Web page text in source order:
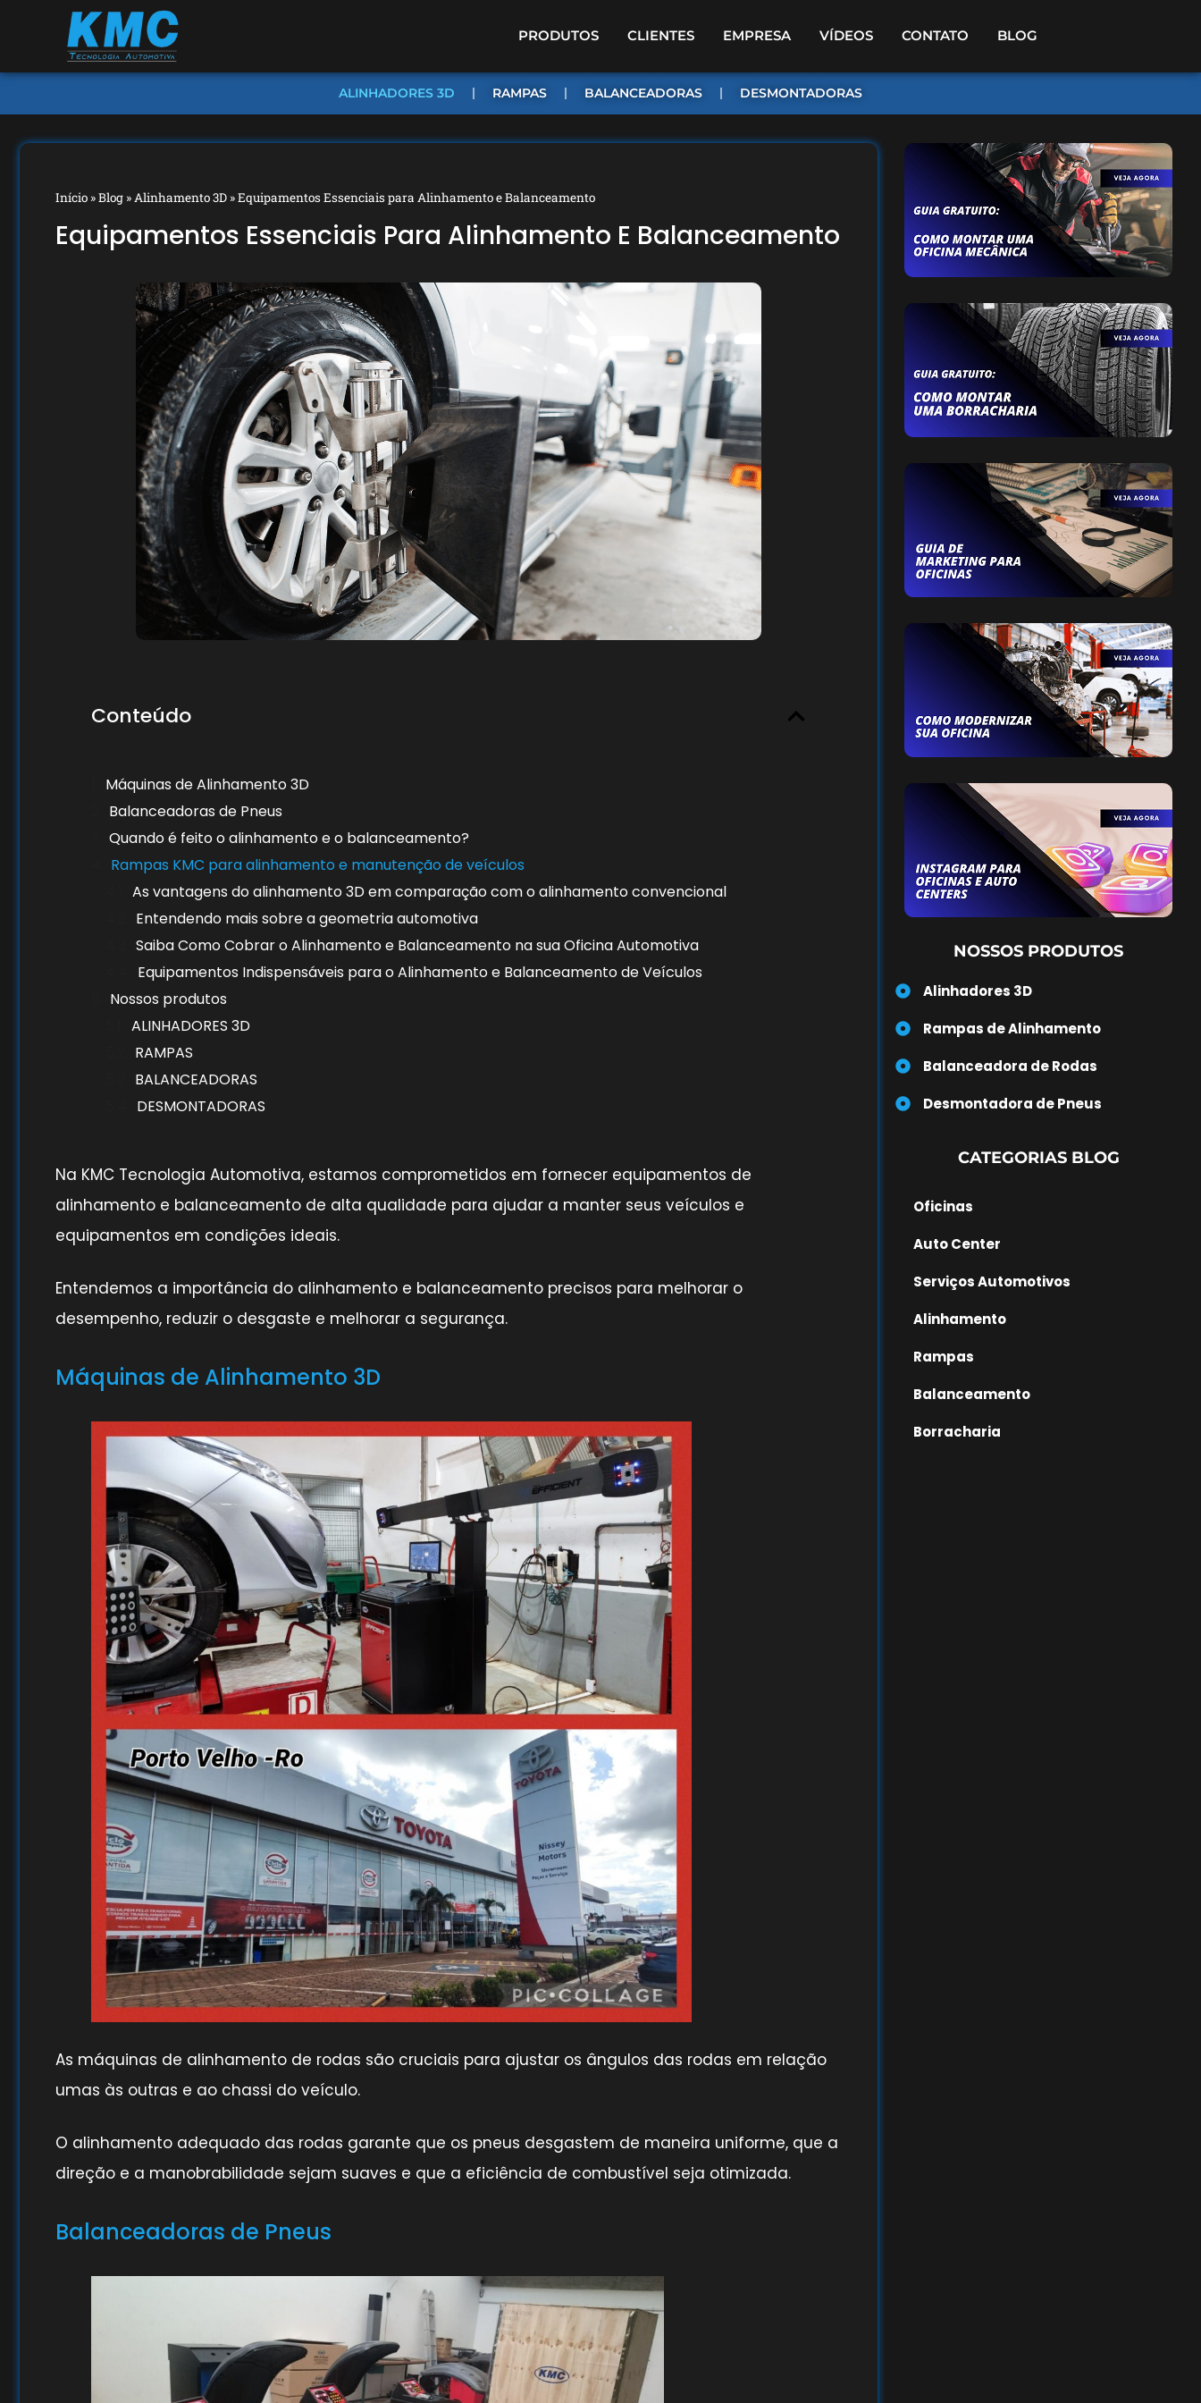
PRODUTOS CLIENTES EMPRESA VÍDEOS CONTATO BLOG
ALINHADORES 3D RAMPAS BALANCEADORAS DESMONTADORAS
Início »Blog »Alinhamento 3D »Equipamentos Essenciais para Alinhamento e Balanceamento
Equipamentos Essenciais Para Alinhamento E Balanceamento
Conteúdo
Máquinas de Alinhamento 3D
Balanceadoras de Pneus
Quando é feito o alinhamento e o balanceamento?
Rampas KMC para alinhamento e manutenção de veículos
As vantagens do alinhamento 3D em comparação com o alinhamento convencional
Entendendo mais sobre a geometria automotiva
Saiba Como Cobrar o Alinhamento e Balanceamento na sua Oficina Automotiva
Equipamentos Indispensáveis para o Alinhamento e Balanceamento de Veículos
Nossos produtos
ALINHADORES 3D
RAMPAS
BALANCEADORAS
DESMONTADORAS
Na KMC Tecnologia Automotiva, estamos comprometidos em fornecer equipamentos de
alinhamento e balanceamento de alta qualidade para ajudar a manter seus veículos e
equipamentos em condições ideais.
Entendemos a importância do alinhamento e balanceamento precisos para melhorar o
desempenho, reduzir o desgaste e melhorar a segurança.
Máquinas de Alinhamento 3D
As máquinas de alinhamento de rodas são cruciais para ajustar os ângulos das rodas em relação
umas às outras e ao chassi do veículo.
O alinhamento adequado das rodas garante que os pneus desgastem de maneira uniforme, que a
direção e a manobrabilidade sejam suaves e que a eficiência de combustível seja otimizada.
Balanceadoras de Pneus
NOSSOS PRODUTOS
Alinhadores 3D
Rampas de Alinhamento
Balanceadora de Rodas
Desmontadora de Pneus
CATEGORIAS BLOG
Oficinas
Auto Center
Serviços Automotivos
Alinhamento
Rampas
Balanceamento
Borracharia